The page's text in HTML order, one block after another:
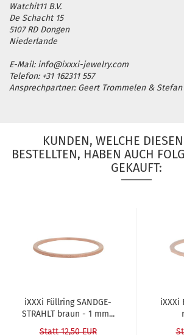
Watchit11 B.V.
De Schacht 15
5107 RD Dongen
Niederlande
E-Mail: info@ixxxi-jewelry.com
Telefon: +31 162311 557
Ansprechpartner: Geert Trommelen &
KUNDEN, WELCHE
BESTELLTEN, HABEN AUCH
GEKAUFT:
iXXXi Füll­ring SAND­GE­
STRAHLT braun - 1 mm...
Statt 12,50 EUR
iXXXi